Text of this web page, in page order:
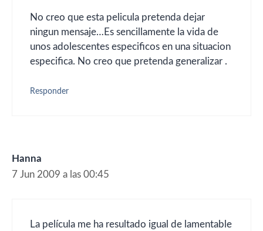
No creo que esta pelicula pretenda dejar
ningun mensaje…Es sencillamente la vida de
unos adolescentes especificos en una situacion
especifica. No creo que pretenda generalizar .
Responder
Hanna
7 Jun 2009 a las 00:45
La película me ha resultado igual de lamentable